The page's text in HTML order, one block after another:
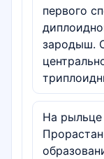
первого
зародыш. Оплодотворённой
На рыльце